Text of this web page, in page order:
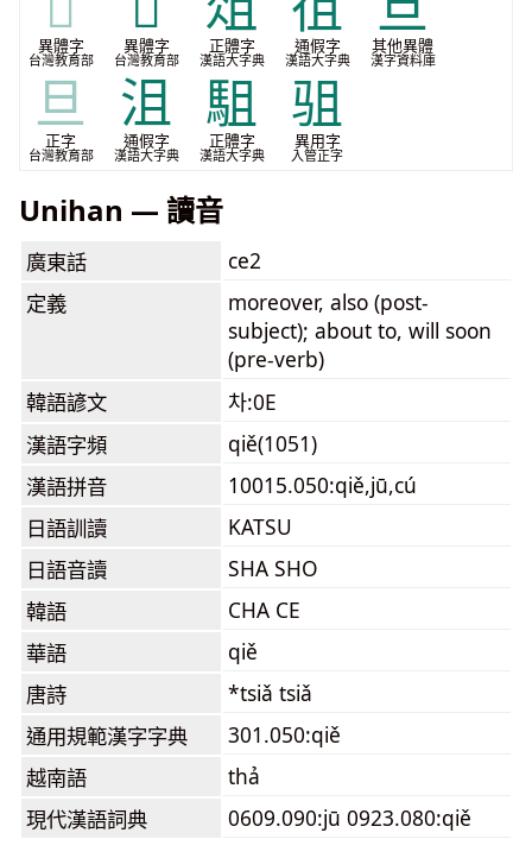
異體字
台灣教育部
異體字
台灣教育部
正體字
漢語大字典
通假字
漢語大字典
其他異體
漢字資料庫
旦
正字
台灣教育部
沮
通假字
漢語大字典
駔
正體字
漢語大字典
驵
異用字
入管正字
Unihan — 讀音
廣東話
ce2
定義
moreover, also (post-
subject); about to, will soon
(pre-verb)
韓語諺文
차:0E
漢語字頻
qiě(1051)
漢語拼音
10015.050:qiě,jū,cú
日語訓讀
KATSU
日語音讀
SHA SHO
韓語
CHA CE
華語
qiě
唐詩
*tsiǎ tsiǎ
通用規範漢字字典
301.050:qiě
越南語
thả
現代漢語詞典
0609.090:jū 0923.080:qiě